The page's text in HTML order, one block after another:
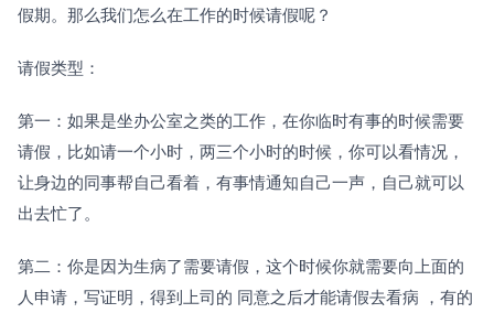
假期。那么我们怎么在工作的时候请假呢？
请假类型：
第一：如果是坐办公室之类的工作，在你临时有事的时候需要
请假，比如请一个小时，两三个小时的时候，你可以看情况，
让身边的同事帮自己看着，有事情通知自己一声，自己就可以
出去忙了。
第二：你是因为生病了需要请假，这个时候你就需要向上面的
人申请，写证明，得到上司的 同意之后才能请假去看病 ，有的